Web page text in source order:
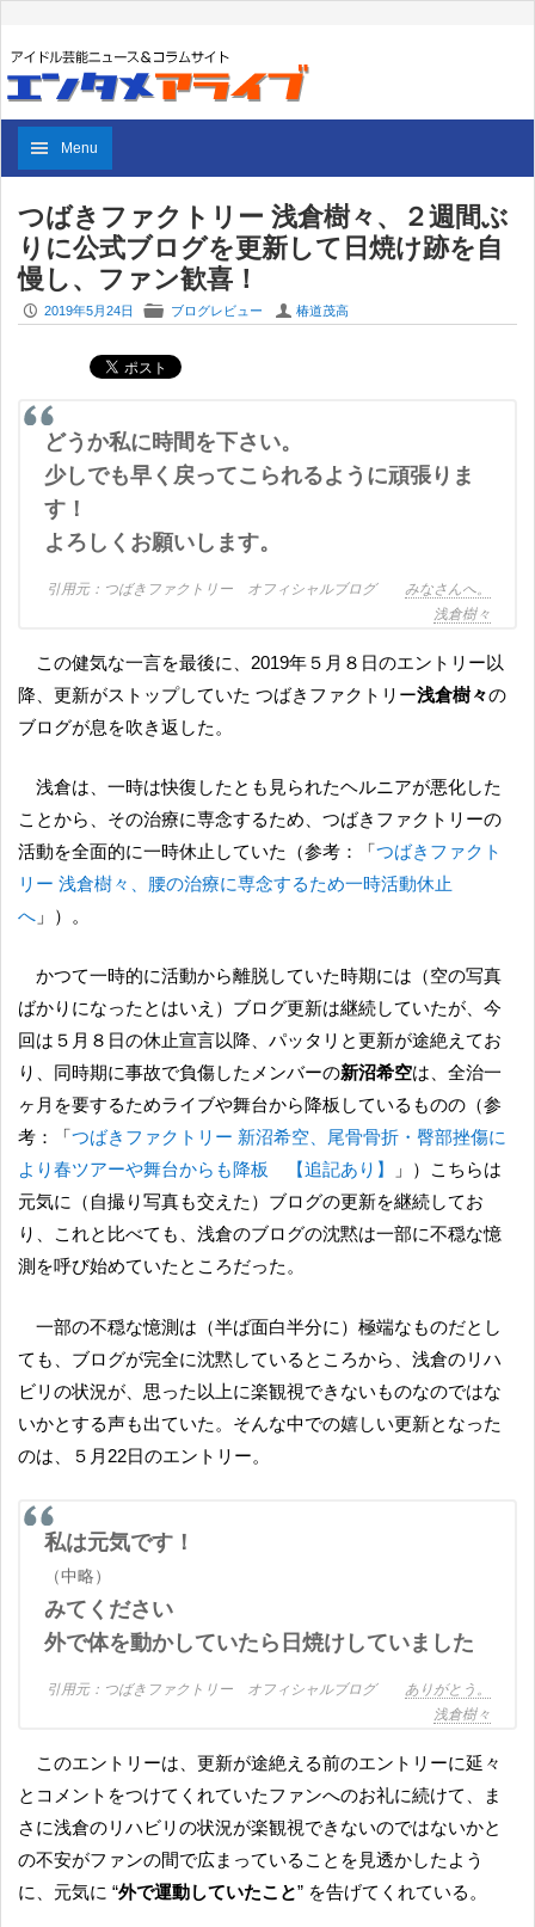
Menu
つばきファクトリー 浅倉樹々、２週間ぶ
りに公式ブログを更新して日焼け跡を自
慢し、ファン歓喜！
P 2019年5月24日 F ブログレビュー U 椿道茂高
どうか私に時間を下さい。
少しでも早く戻ってこられるように頑張りま
す！
よろしくお願いします。
つばきファクトリー オフィシャルブログ みなさんへ。
浅倉樹々
この健気な一言を最後に、2019年５月８日のエントリー以
降、更新がストップしていた つばきファクトリー浅倉樹々の
ブログが息を吹き返した。
浅倉は、一時は快復したとも見られたヘルニアが悪化した
ことから、その治療に専念するため、つばきファクトリーの
活動を全面的に一時休止していた（参考：「つばきファクト
リー 浅倉樹々、腰の治療に専念するため一時活動休止
へ 」）。
かつて一時的に活動から離脱していた時期には（空の写真
ばかりになったとはいえ）ブログ更新は継続していたが、今
回は５月８日の休止宣言以降、パッタリと更新が途絶えてお
り、同時期に事故で負傷したメンバーの新沼希空は、全治一
ヶ月を要するためライブや舞台から降板しているものの（参
考：「 つばきファクトリー 新沼希空、尾骨骨折・臀部挫傷に
より春ツアーや舞台からも降板 【追記あり】
」）こちらは
元気に（自撮り写真も交えた）ブログの更新を継続してお
り、これと比べても、浅倉のブログの沈黙は一部に不穏な憶
測を呼び始めていたところだった。
一部の不穏な憶測は（半ば面白半分に）極端なものだとし
ても、ブログが完全に沈黙しているところから、浅倉のリハ
ビリの状況が、思った以上に楽観視できないものなのではな
いかとする声も出ていた。そんな中での嬉しい更新となった
のは、５月22日のエントリー。
私は元気です！
（中略）
みてください
外で体を動かしていたら日焼けしていました
つばきファクトリー オフィシャルブログ ありがとう。
浅倉樹々
このエントリーは、更新が途絶える前のエントリーに延々
とコメントをつけてくれていたファンへのお礼に続けて、ま
さに浅倉のリハビリの状況が楽観視できないのではないかと
の不安がファンの間で広まっていることを見透かしたよう
に、元気に “外で運動していたこと” を告げてくれている。